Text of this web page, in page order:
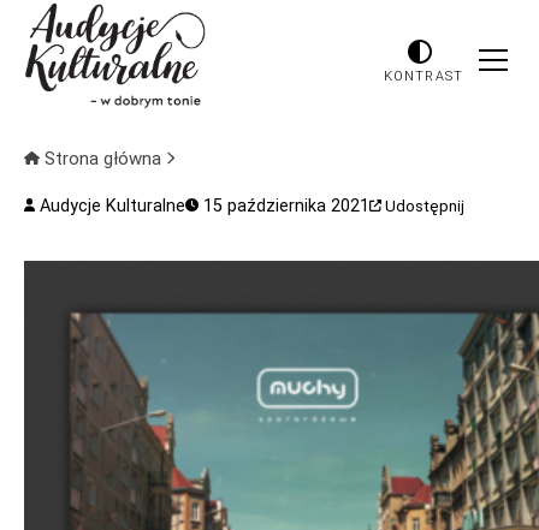
KONTRAST
Strona główna
Audycje Kulturalne 15 października 2021 Udostępnij